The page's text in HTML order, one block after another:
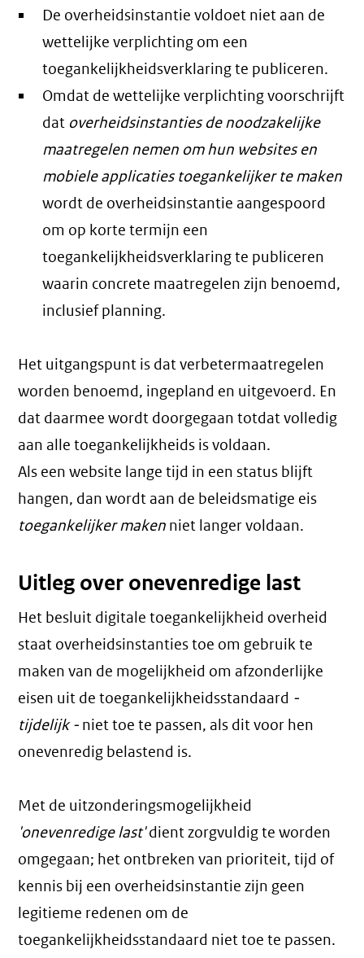
De overheidsinstantie voldoet niet aan de
wettelijke verplichting om een
toegankelijkheidsverklaring te publiceren.
Omdat de wettelijke verplichting voorschrijft
dat overheidsinstanties de noodzakelijke
maatregelen nemen om hun websites en
mobiele applicaties toegankelijker te maken
wordt de overheidsinstantie aangespoord
om op korte termijn een
toegankelijkheidsverklaring te publiceren
waarin concrete maatregelen zijn benoemd,
inclusief planning.
Het uitgangspunt is dat verbetermaatregelen
worden benoemd, ingepland en uitgevoerd. En
dat daarmee wordt doorgegaan totdat volledig
aan alle toegankelijkheids is voldaan.
Als een website lange tijd in een status blijft
hangen, dan wordt aan de beleidsmatige eis
toegankelijker maken niet langer voldaan.
Uitleg over onevenredige last
Het besluit digitale toegankelijkheid overheid
staat overheidsinstanties toe om gebruik te
maken van de mogelijkheid om afzonderlijke
eisen uit de toegankelijkheidsstandaard -
tijdelijk - niet toe te passen, als dit voor hen
onevenredig belastend is.
Met de uitzonderingsmogelijkheid
'onevenredige last'dient zorgvuldig te worden
omgegaan; het ontbreken van prioriteit, tijd of
kennis bij een overheidsinstantie zijn geen
legitieme redenen om de
toegankelijkheidsstandaard niet toe te passen.